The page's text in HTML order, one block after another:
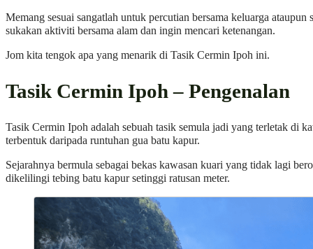
Memang sesuai sangatlah untuk percutian bersama keluarga
sukakan aktiviti bersama alam dan ingin mencari ketenangan.
Jom kita tengok apa yang menarik di Tasik Cermin Ipoh ini.
Tasik Cermin Ipoh – Pengenalan
Tasik Cermin Ipoh adalah sebuah tasik semula jadi yang terletak di
terbentuk daripada runtuhan gua batu kapur.
Sejarahnya bermula sebagai bekas kawasan kuari yang tidak lagi
dikelilingi tebing batu kapur setinggi ratusan meter.